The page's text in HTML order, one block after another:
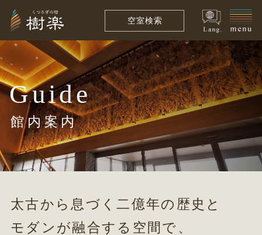
空室検索
Guide
館内案内
太古から息づく二億年の歴史と
モダンが融合する空間で、